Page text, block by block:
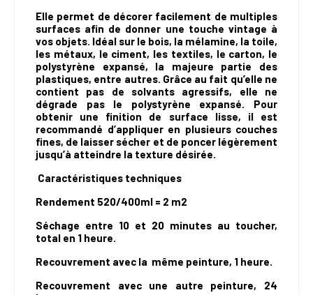
Elle permet de décorer facilement de multiples
surfaces afin de donner une touche vintage à
vos objets. Idéal sur le bois, la mélamine, la toile,
les métaux, le ciment, les textiles, le carton, le
polystyrène expansé, la majeure partie des
plastiques, entre autres. Grâce au fait qu’elle ne
contient pas de solvants agressifs, elle ne
dégrade pas le polystyrène expansé. Pour
obtenir une finition de surface lisse, il est
recommandé d’appliquer en plusieurs couches
fines, de laisser sécher et de poncer légèrement
jusqu’à atteindre la texture désirée.
Caractéristiques techniques
Rendement 520/400ml = 2 m2
Séchage entre 10 et 20 minutes au toucher,
total en 1 heure.
Recouvrement avec la même peinture, 1 heure.
Recouvrement avec une autre peinture, 24